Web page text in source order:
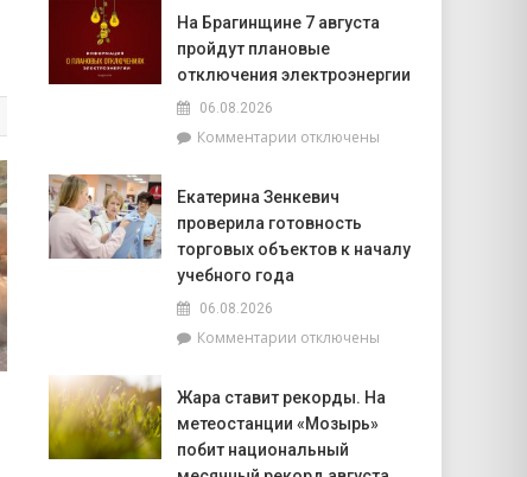
государственности,
кто
сейчас
впереди
кампании
как
принять
конкурсе
7
августа
рассказали,
почему
не
телефон
грозы
На Брагинщине 7 августа
пройдут плановые
отключения электроэнергии
06.08.2026
Комментариик
Брагинщине
7
августа
электроэнергии
отключены
Екатерина Зенкевич
проверила готовность
торговых объектов к началу
учебного года
06.08.2026
Комментариик
Зенкевич
проверила
готовность
торговых
отключены
Жара ставит рекорды. На
метеостанции «Мозырь»
побит национальный